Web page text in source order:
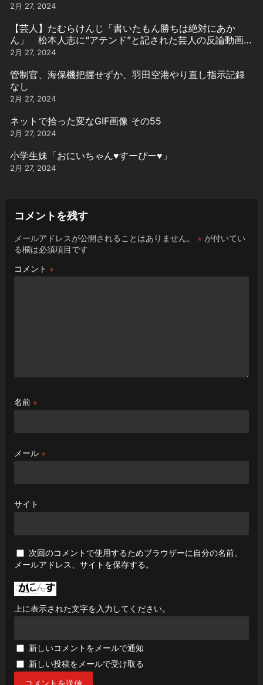
2月 27, 2024
【芸人】たむらけんじ「書いたもん勝ちは絶対にあか
ん」 松本人志に“アテンド”と記された芸人の反論動画引
用
2月 27, 2024
管制官、海保機把握せずか、羽田空港やり直し指示記録
なし
2月 27, 2024
ネットで拾った変なGIF画像 その55
2月 27, 2024
小学生妹「おにいちゃん♥️すーぴー♥️」
2月 27, 2024
コメントを残す
メールアドレスが公開されることはありません。 ※が付いてい
る欄は必須項目です
コメント ※
名前 ※
メール ※
サイト
次回のコメントで使用するためブラウザーに自分の名前、
メールアドレス、サイトを保存する。
上に表示された文字を入力してください。
新しいコメントをメールで通知
新しい投稿をメールで受け取る